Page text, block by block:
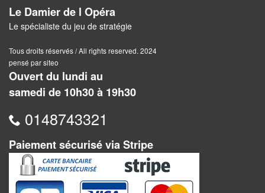
initiés
Pour
les
experts
En
2
Joueurs
Le Damier de l Opéra
Le spécialiste du jeu de stratégie
Tous droits réservés / All rights reserved. 2024
pensé par siteo
Ouvert du lundi au
samedi de 10h30 à 19h30
0148743321
Paiement sécurisé via Stripe